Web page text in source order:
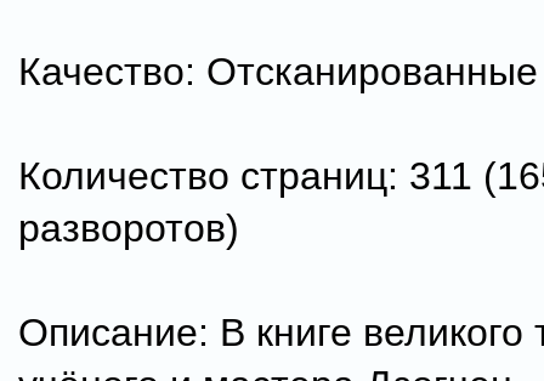
Качество:
Количество страниц: 311
разворотов)
Описание: В книге великого